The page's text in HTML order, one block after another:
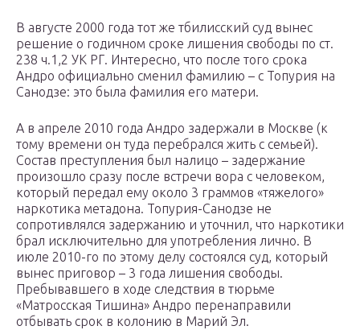
В августе 2000 года тот же тбилисский суд вынес
решение о годичном сроке лишения свободы по ст.
238 ч.1,2 УК РГ. Интересно, что после того срока
Андро официально сменил фамилию – с Топурия на
Санодзе: это была фамилия его матери.
А в апреле 2010 года Андро задержали в Москве (к
тому времени он туда перебрался жить с семьей).
Состав преступления был налицо – задержание
произошло сразу после встречи вора с человеком,
который передал ему около 3 граммов «тяжелого»
наркотика метадона. Топурия-Санодзе не
сопротивлялся задержанию и уточнил, что наркотики
брал исключительно для употребления лично. В
июле 2010-го по этому делу состоялся суд, который
вынес приговор – 3 года лишения свободы.
Пребывавшего в ходе следствия в тюрьме
«Матросская Тишина» Андро перенаправили
отбывать срок в колонию в Марий Эл.